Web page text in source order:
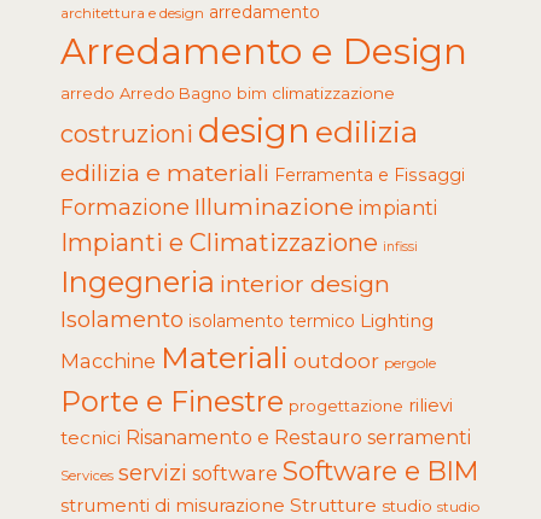
architettura e design arredamento
Arredamento e Design
arredo Arredo Bagno bim climatizzazione
costruzioni design edilizia
edilizia e materiali Ferramenta e Fissaggi
Formazione Illuminazione impianti
Impianti e Climatizzazione infissi
Ingegneria interior design
Isolamento isolamento termico Lighting
Macchine Materiali outdoor pergole
Porte e Finestre progettazione rilievi
tecnici Risanamento e Restauro serramenti
Services servizi software Software e BIM
strumenti di misurazione Strutture studio studio